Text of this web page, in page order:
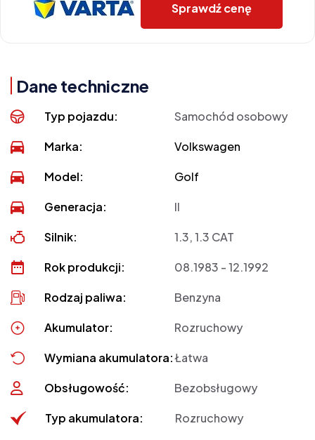
Sprawdź cenę
Dane techniczne
Typ pojazdu: Samochód osobowy
Marka: Volkswagen
Model: Golf
Generacja: II
Silnik: 1.3, 1.3 CAT
Rok produkcji: 08.1983 - 12.1992
Rodzaj paliwa: Benzyna
Akumulator: Rozruchowy
Wymiana akumulatora:Łatwa
Obsługowość: Bezobsługowy
Typ akumulatora: Rozruchowy